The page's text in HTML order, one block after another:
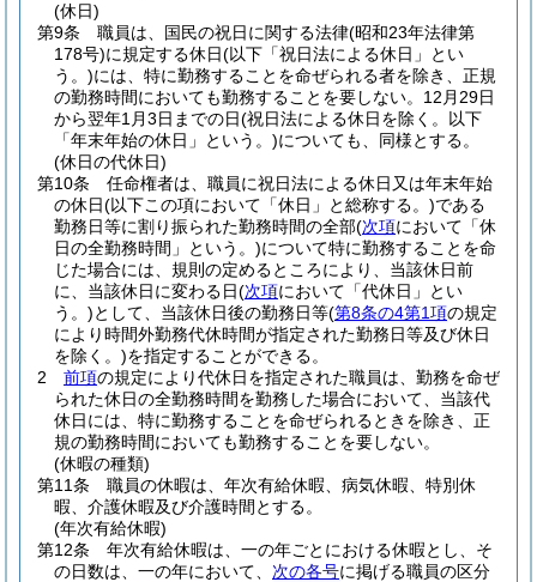
(休日)
第9条
職員は、国民の祝日に関する法律(昭和23年法律第
178号)に規定する休日(以下「祝日法による休日」とい
う。)には、特に勤務することを命ぜられる者を除き、正規
の勤務時間においても勤務することを要しない。 12月29日
から翌年1月3日までの日(祝日法による休日を除く。以下
「年末年始の休日」という。)についても、同様とする。
(休日の代休日)
第10条
任命権者は、職員に祝日法による休日又は年末年始
の休日(以下この項において「休日」と総称する。)である
勤務日等に割り振られた勤務時間の全部(次項において「休
日の全勤務時間」という。)について特に勤務することを命
じた場合には、規則の定めるところにより、当該休日前
に、当該休日に変わる日(次項において「代休日」とい
う。)として、当該休日後の勤務日等(第8条の4第1項の規定
により時間外勤務代休時間が指定された勤務日等及び休日
を除く。)を指定することができる。
2
前項の規定により代休日を指定された職員は、勤務を命ぜ
られた休日の全勤務時間を勤務した場合において、当該代
休日には、特に勤務することを命ぜられるときを除き、正
規の勤務時間においても勤務することを要しない。
(休暇の種類)
第11条
職員の休暇は、年次有給休暇、病気休暇、特別休
暇、介護休暇及び介護時間とする。
(年次有給休暇)
第12条
年次有給休暇は、一の年ごとにおける休暇とし、そ
の日数は、一の年において、 次の各号に掲げる職員の区分